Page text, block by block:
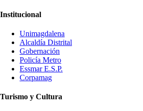
Institucional
Unimagdalena
Alcaldía Distrital
Gobernación
Policía Metro
Essmar E.S.P.
Corpamag
Turismo y Cultura